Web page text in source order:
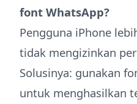
font WhatsApp?
Pengguna iPhone
tidak mengizinkan
Solusinya: gunakan
untuk menghasilkan